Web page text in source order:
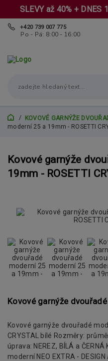
SLEVY až 40% + DNES
+420 739 007 775
Po - Pá: 8:00 - 16:00
KOVOVÉ GARNÝŽE
moderní 25 a 19mm - ROSETTI
Kovové garnýže
19mm - ROSETTI
Kovové garnýže
Kovové garnýže dvouřadé
CRYSTAL bílé Rozměry:
úprava: NEREZ, BÍLÁ a
moderní NEO EXTRA -